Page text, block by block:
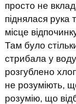
просто не
піднялася
місце
Там було
стрибала у воду
розгублено
не розуміють,
розумію, що